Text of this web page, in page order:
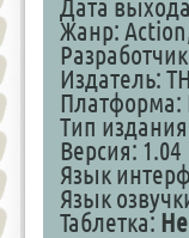
Дата
Жанр:
Издатель:
Платформа:
Тип
Версия: 1.04
Язык
Язык
Таблетка: